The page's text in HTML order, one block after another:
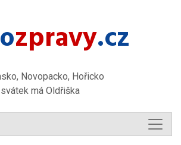
zpravy.cz
Novopacko, Hořicko
má Oldřiška